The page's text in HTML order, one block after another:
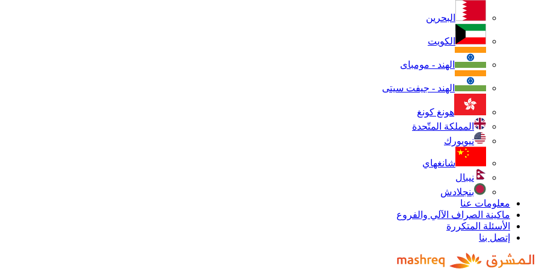
البحرين
الكويت
الهند - مومباى
الهند - جيفت سيتى
هونغ كونغ
المملكة المتّحدة
نيويورك
شانغهاي
نيبال
بنجلادش
معلومات عنا
ماكينة الصراف الآلي والفروع
الأسئلة المتكررة
إتصل بنا